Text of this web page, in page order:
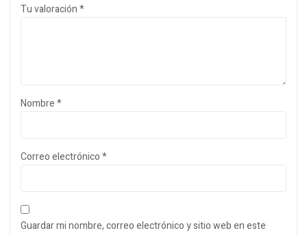
Tu valoración*
Nombre*
Correo electrónico*
Guardar mi nombre, correo electrónico y sitio web en este